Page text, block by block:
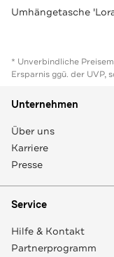
Umhängetasche
* Unverbindliche
Ersparnis ggü. der UVP,
Unternehmen
Über uns
Karriere
Presse
Service
Hilfe & Kontakt
Partnerprogramm